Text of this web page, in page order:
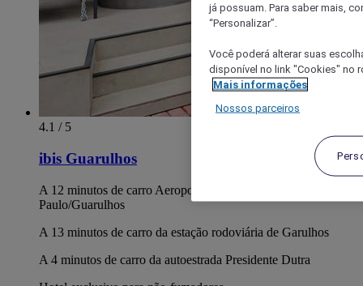
4.1 / 5
ibis Guarulhos
A 12 minutos de carro Aeroporto Internacional de São
Paulo/Guarulhos
A 13 minutos de carro da estação rodoviária de Garulhos
A 4 minutos de carro da autoestrada Presidente Dutra
já possuam. Para saber mais,
“Personalizar”.
Você poderá alterar suas
disponível no link "Cookies" no
Mais informações
Nossos parceiros